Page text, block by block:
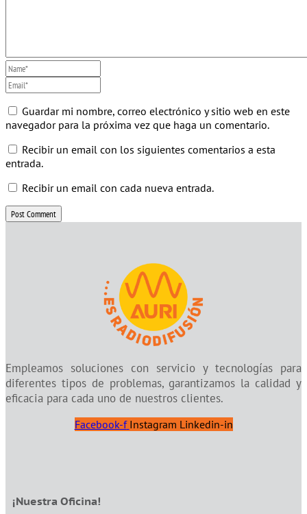
Guardar mi nombre, correo electrónico y sitio web en este
navegador para la próxima vez que haga un comentario.
Recibir un email con los siguientes comentarios a esta
entrada.
Recibir un email con cada nueva entrada.
Post Comment
Empleamos soluciones con servicio y tecnologías para
diferentes tipos de problemas, garantizamos la calidad y
eficacia para cada uno de nuestros clientes.
Facebook-f Instagram Linkedin-in
¡Nuestra Oficina!